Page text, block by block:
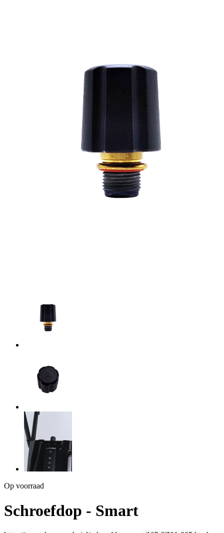
Op voorraad
Schroefdop - Smart